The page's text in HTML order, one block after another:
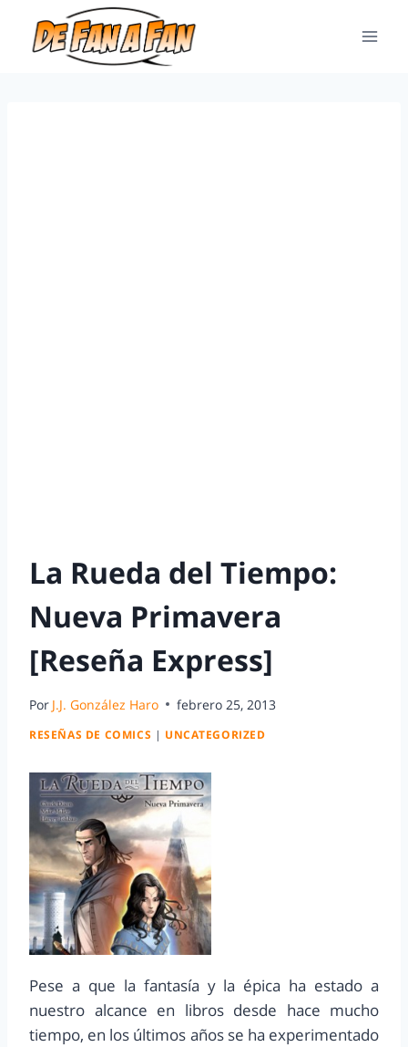
La Rueda del Tiempo:
Nueva Primavera
[Reseña Express]
Por J.J. González Haro febrero 25, 2013
RESEÑAS DE COMICS | UNCATEGORIZED
Pese a que la fantasía y la épica ha estado a
nuestro alcance en libros desde hace mucho
tiempo, en los últimos años se ha experimentado